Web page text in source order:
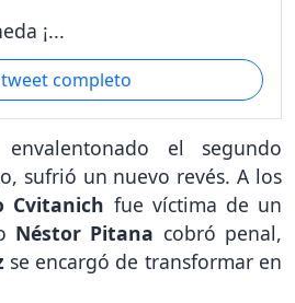
¡...
completo
el segundo
sufrió un nuevo revés. A los
Cvitanich fue víctima de un
Néstor Pitana cobró penal,
se encargó de transformar en